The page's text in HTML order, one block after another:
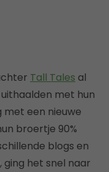
Tall Tales al
met hun
met een nieuwe
broertje 90%
blogs en
ging het snel naar